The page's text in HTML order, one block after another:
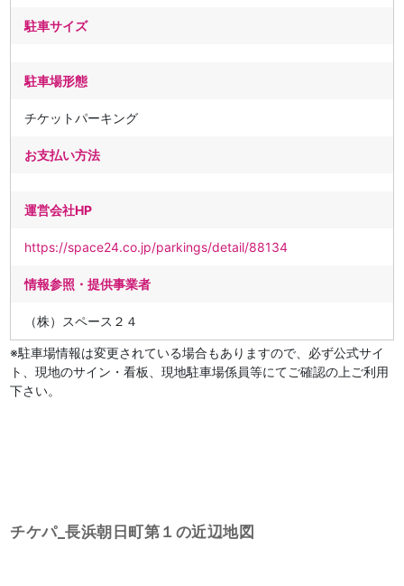
駐車サイズ
駐車場形態
チケットパーキング
お支払い方法
運営会社HP
https://space24.co.jp/parkings/detail/88134
情報参照・提供事業者
（株）スペース２４
※駐車場情報は変更されている場合もありますので、必ず公式サイ
ト、現地のサイン・看板、現地駐車場係員等にてご確認の上ご利用
下さい。
チケパ_長浜朝日町第１の近辺地図